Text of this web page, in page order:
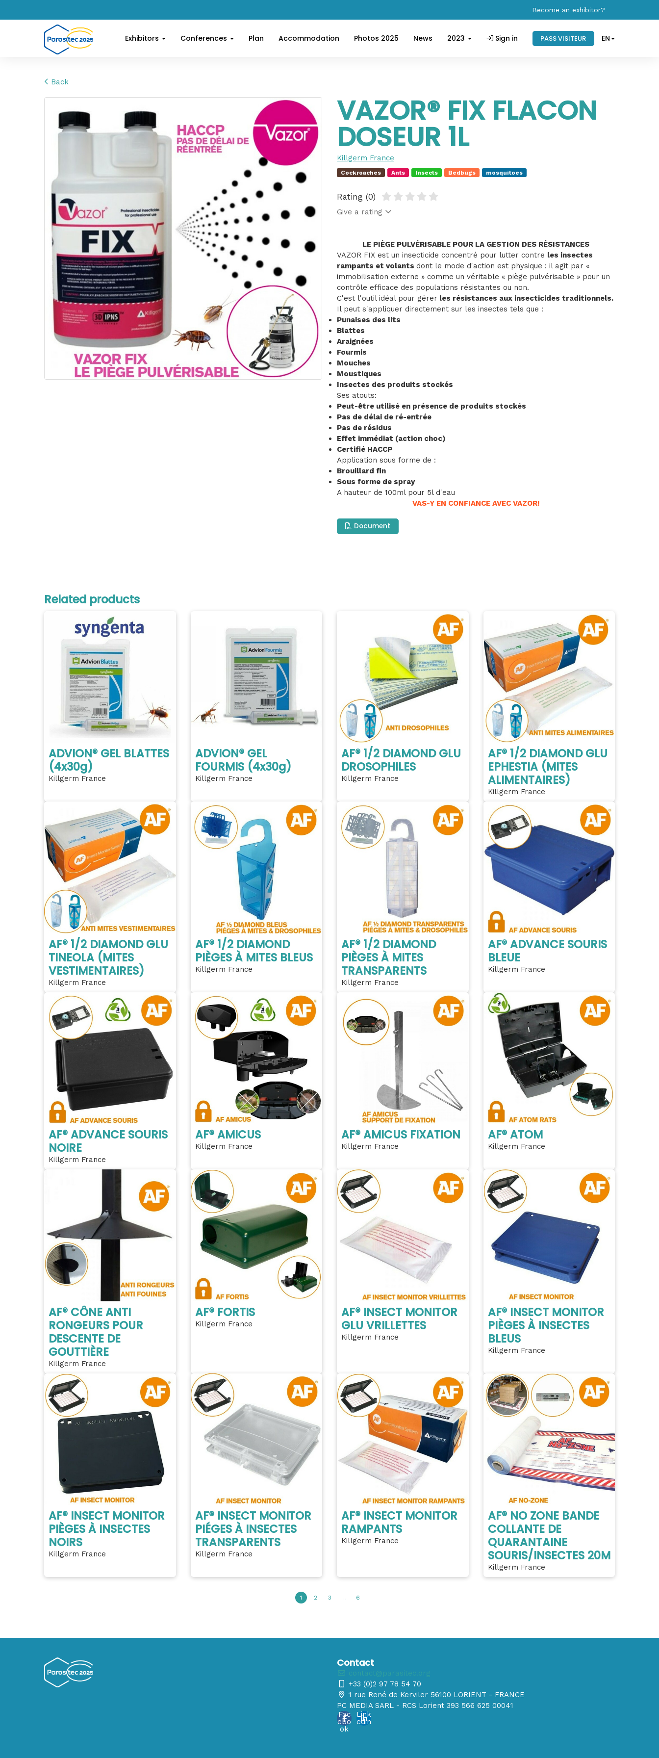
Become an exhibitor?
Exhibitors Conferences Plan Accommodation Photos 2025 News 2023 Sign in PASS VISITEUR EN
Back
VAZOR® FIX FLACON
DOSEUR 1L
Killgerm France
Cockroaches Ants Insects Bedbugs mosquitoes
Rating (0)
Give a rating
LE PIÈGE PULVÉRISABLE POUR LA GESTION DES RÉSISTANCES
VAZOR FIX est un insecticide concentré pour lutter contre les insectes
rampants et volants dont le mode d'action est physique : il agit par «
immobilisation externe » comme un véritable « piège pulvérisable » pour un
contrôle efficace des populations résistantes ou non.
C'est l'outil idéal pour gérer les résistances aux insecticides traditionnels.
Il peut s'appliquer directement sur les insectes tels que :
Punaises des lits
Blattes
Araignées
Fourmis
Mouches
Moustiques
Insectes des produits stockés
Ses atouts:
Peut-être utilisé en présence de produits stockés
Pas de délai de ré-entrée
Pas de résidus
Effet immédiat (action choc)
Certifié HACCP
Application sous forme de :
Brouillard fin
Sous forme de spray
A hauteur de 100ml pour 5l d'eau
VAS-Y EN CONFIANCE AVEC VAZOR!
Document
Related products
ADVION® GEL BLATTES
(4x30g)
Killgerm France
ADVION® GEL
FOURMIS (4x30g)
Killgerm France
AF® 1/2 DIAMOND GLU
DROSOPHILES
Killgerm France
AF® 1/2 DIAMOND GLU
EPHESTIA (MITES
ALIMENTAIRES)
Killgerm France
AF® 1/2 DIAMOND GLU
TINEOLA (MITES
VESTIMENTAIRES)
Killgerm France
AF® 1/2 DIAMOND
PIÈGES À MITES BLEUS
Killgerm France
AF® 1/2 DIAMOND
PIÈGES À MITES
TRANSPARENTS
Killgerm France
AF® ADVANCE SOURIS
BLEUE
Killgerm France
AF® ADVANCE SOURIS
NOIRE
Killgerm France
AF® AMICUS
Killgerm France
AF® AMICUS FIXATION
Killgerm France
AF® ATOM
Killgerm France
AF® CÔNE ANTI
RONGEURS POUR
DESCENTE DE
GOUTTIÈRE
Killgerm France
AF® FORTIS
Killgerm France
AF® INSECT MONITOR
GLU VRILLETTES
Killgerm France
AF® INSECT MONITOR
PIÈGES À INSECTES
BLEUS
Killgerm France
AF® INSECT MONITOR
PIÈGES À INSECTES
NOIRS
Killgerm France
AF® INSECT MONITOR
PIÉGES À INSECTES
TRANSPARENTS
Killgerm France
AF® INSECT MONITOR
RAMPANTS
Killgerm France
AF® NO ZONE BANDE
COLLANTE DE
QUARANTAINE
SOURIS/INSECTES 20M
Killgerm France
1 2 3 … 6
Contact
+33 (0)2 97 78 54 70
1 rue René de Kerviler 56100 LORIENT - FRANCE
PC MEDIA SARL - RCS Lorient 393 566 625 00041
Fac
ebo
ok
Link
edin